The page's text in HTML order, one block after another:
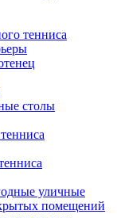
тенниса
столы
уличные
помещений